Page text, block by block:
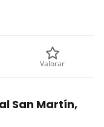
Valorar
San Martín,